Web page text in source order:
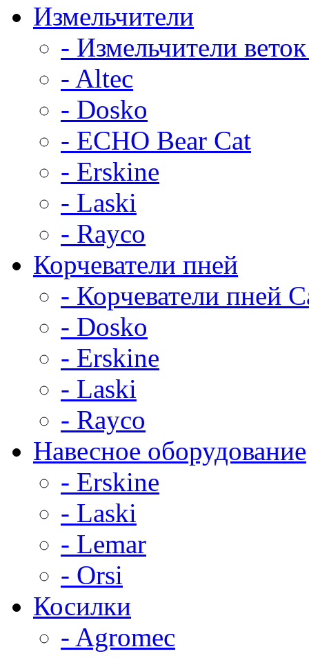
Измельчители
- Измельчители
- Altec
- Dosko
- ECHO Bear Cat
- Erskine
- Laski
- Rayco
Корчеватели пней
- Корчеватели пней
- Dosko
- Erskine
- Laski
- Rayco
Навесное оборудование
- Erskine
- Laski
- Lemar
- Orsi
Косилки
- Agromec